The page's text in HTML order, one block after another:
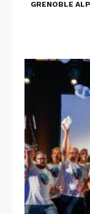
GRENOBLE